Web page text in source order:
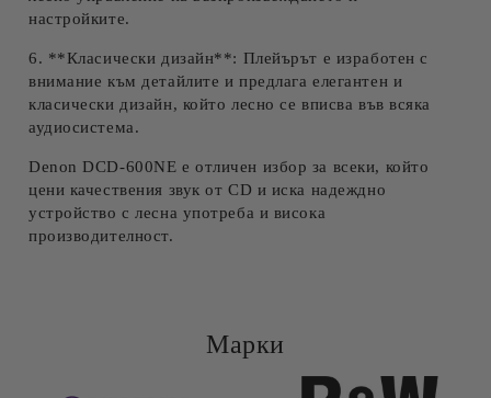
настройките.
6. **Класически дизайн**: Плейърът е изработен с
внимание към детайлите и предлага елегантен и
класически дизайн, който лесно се вписва във всяка
аудиосистема.
Denon DCD-600NE е отличен избор за всеки, който
цени качествения звук от CD и иска надеждно
устройство с лесна употреба и висока
производителност.
Марки